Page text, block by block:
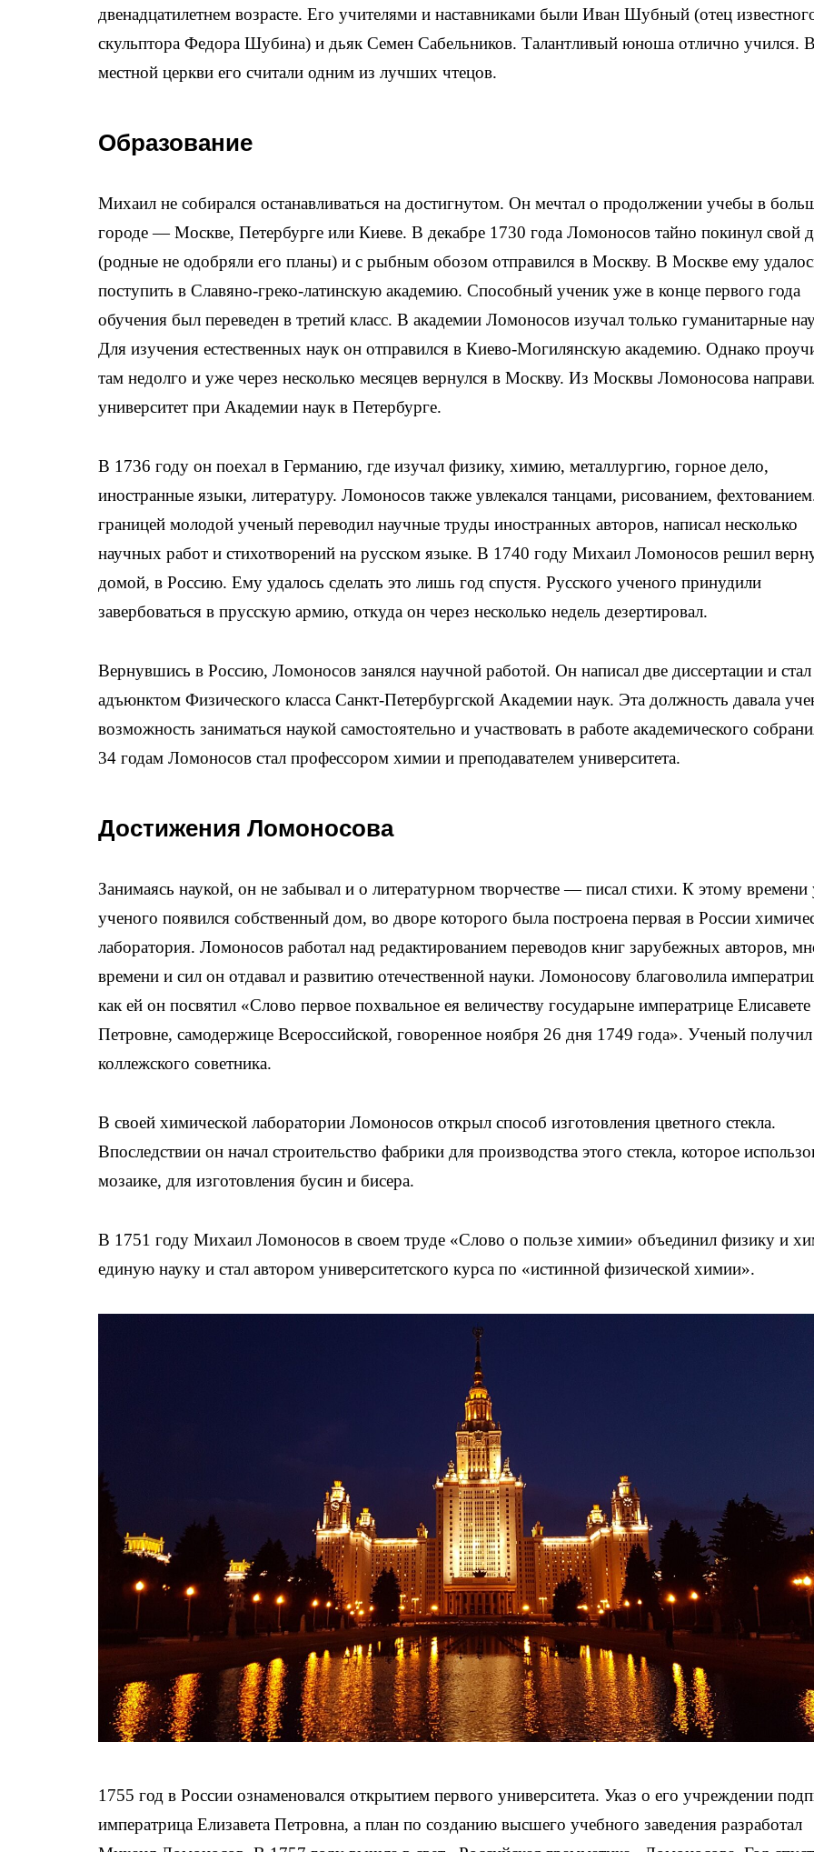
двенадцатилетнем возрасте. Его учителями и наставниками были Иван Шубный (отец
скульптора Федора Шубина) и дьяк Семен Сабельников. Талантливый юноша отлично учился. В
местной церкви его считали одним из лучших чтецов.
Образование
Михаил не собирался останавливаться на достигнутом. Он мечтал о продолжении учебы в
городе — Москве, Петербурге или Киеве. В декабре 1730 года Ломоносов тайно покинул свой
(родные не одобряли его планы) и с рыбным обозом отправился в Москву. В Москве ему
поступить в Славяно-греко-латинскую академию. Способный ученик уже в конце первого года
обучения был переведен в третий класс. В академии Ломоносов изучал только гуманитарные
Для изучения естественных наук он отправился в Киево-Могилянскую академию. Однако
там недолго и уже через несколько месяцев вернулся в Москву. Из Москвы Ломоносова
университет при Академии наук в Петербурге.
В 1736 году он поехал в Германию, где изучал физику, химию, металлургию, горное дело,
иностранные языки, литературу. Ломоносов также увлекался танцами, рисованием,
границей молодой ученый переводил научные труды иностранных авторов, написал несколько
научных работ и стихотворений на русском языке. В 1740 году Михаил Ломоносов решил
домой, в Россию. Ему удалось сделать это лишь год спустя. Русского ученого принудили
завербоваться в прусскую армию, откуда он через несколько недель дезертировал.
Вернувшись в Россию, Ломоносов занялся научной работой. Он написал две диссертации и стал
адъюнктом Физического класса Санкт-Петербургской Академии наук. Эта должность давала
возможность заниматься наукой самостоятельно и участвовать в работе академического
34 годам Ломоносов стал профессором химии и преподавателем университета.
Достижения Ломоносова
Занимаясь наукой, он не забывал и о литературном творчестве — писал стихи. К этому времени
ученого появился собственный дом, во дворе которого была построена первая в России
лаборатория. Ломоносов работал над редактированием переводов книг зарубежных авторов,
времени и сил он отдавал и развитию отечественной науки. Ломоносову благоволила
как ей он посвятил «Слово первое похвальное ея величеству государыне императрице Елисавете
Петровне, самодержице Всероссийской, говоренное ноября 26 дня 1749 года». Ученый
коллежского советника.
В своей химической лаборатории Ломоносов открыл способ изготовления цветного стекла.
Впоследствии он начал строительство фабрики для производства этого стекла, которое
мозаике, для изготовления бусин и бисера.
В 1751 году Михаил Ломоносов в своем труде «Слово о пользе химии» объединил физику и
единую науку и стал автором университетского курса по «истинной физической химии».
1755 год в России ознаменовался открытием первого университета. Указ о его учреждении
императрица Елизавета Петровна, а план по созданию высшего учебного заведения разработал